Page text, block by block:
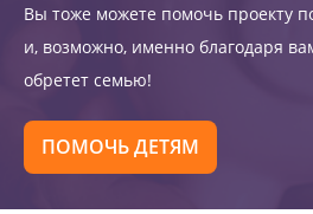
Вы тоже можете помочь проекту
и, возможно, именно благодаря
обретет семью!
ПОМОЧЬ ДЕТЯМ